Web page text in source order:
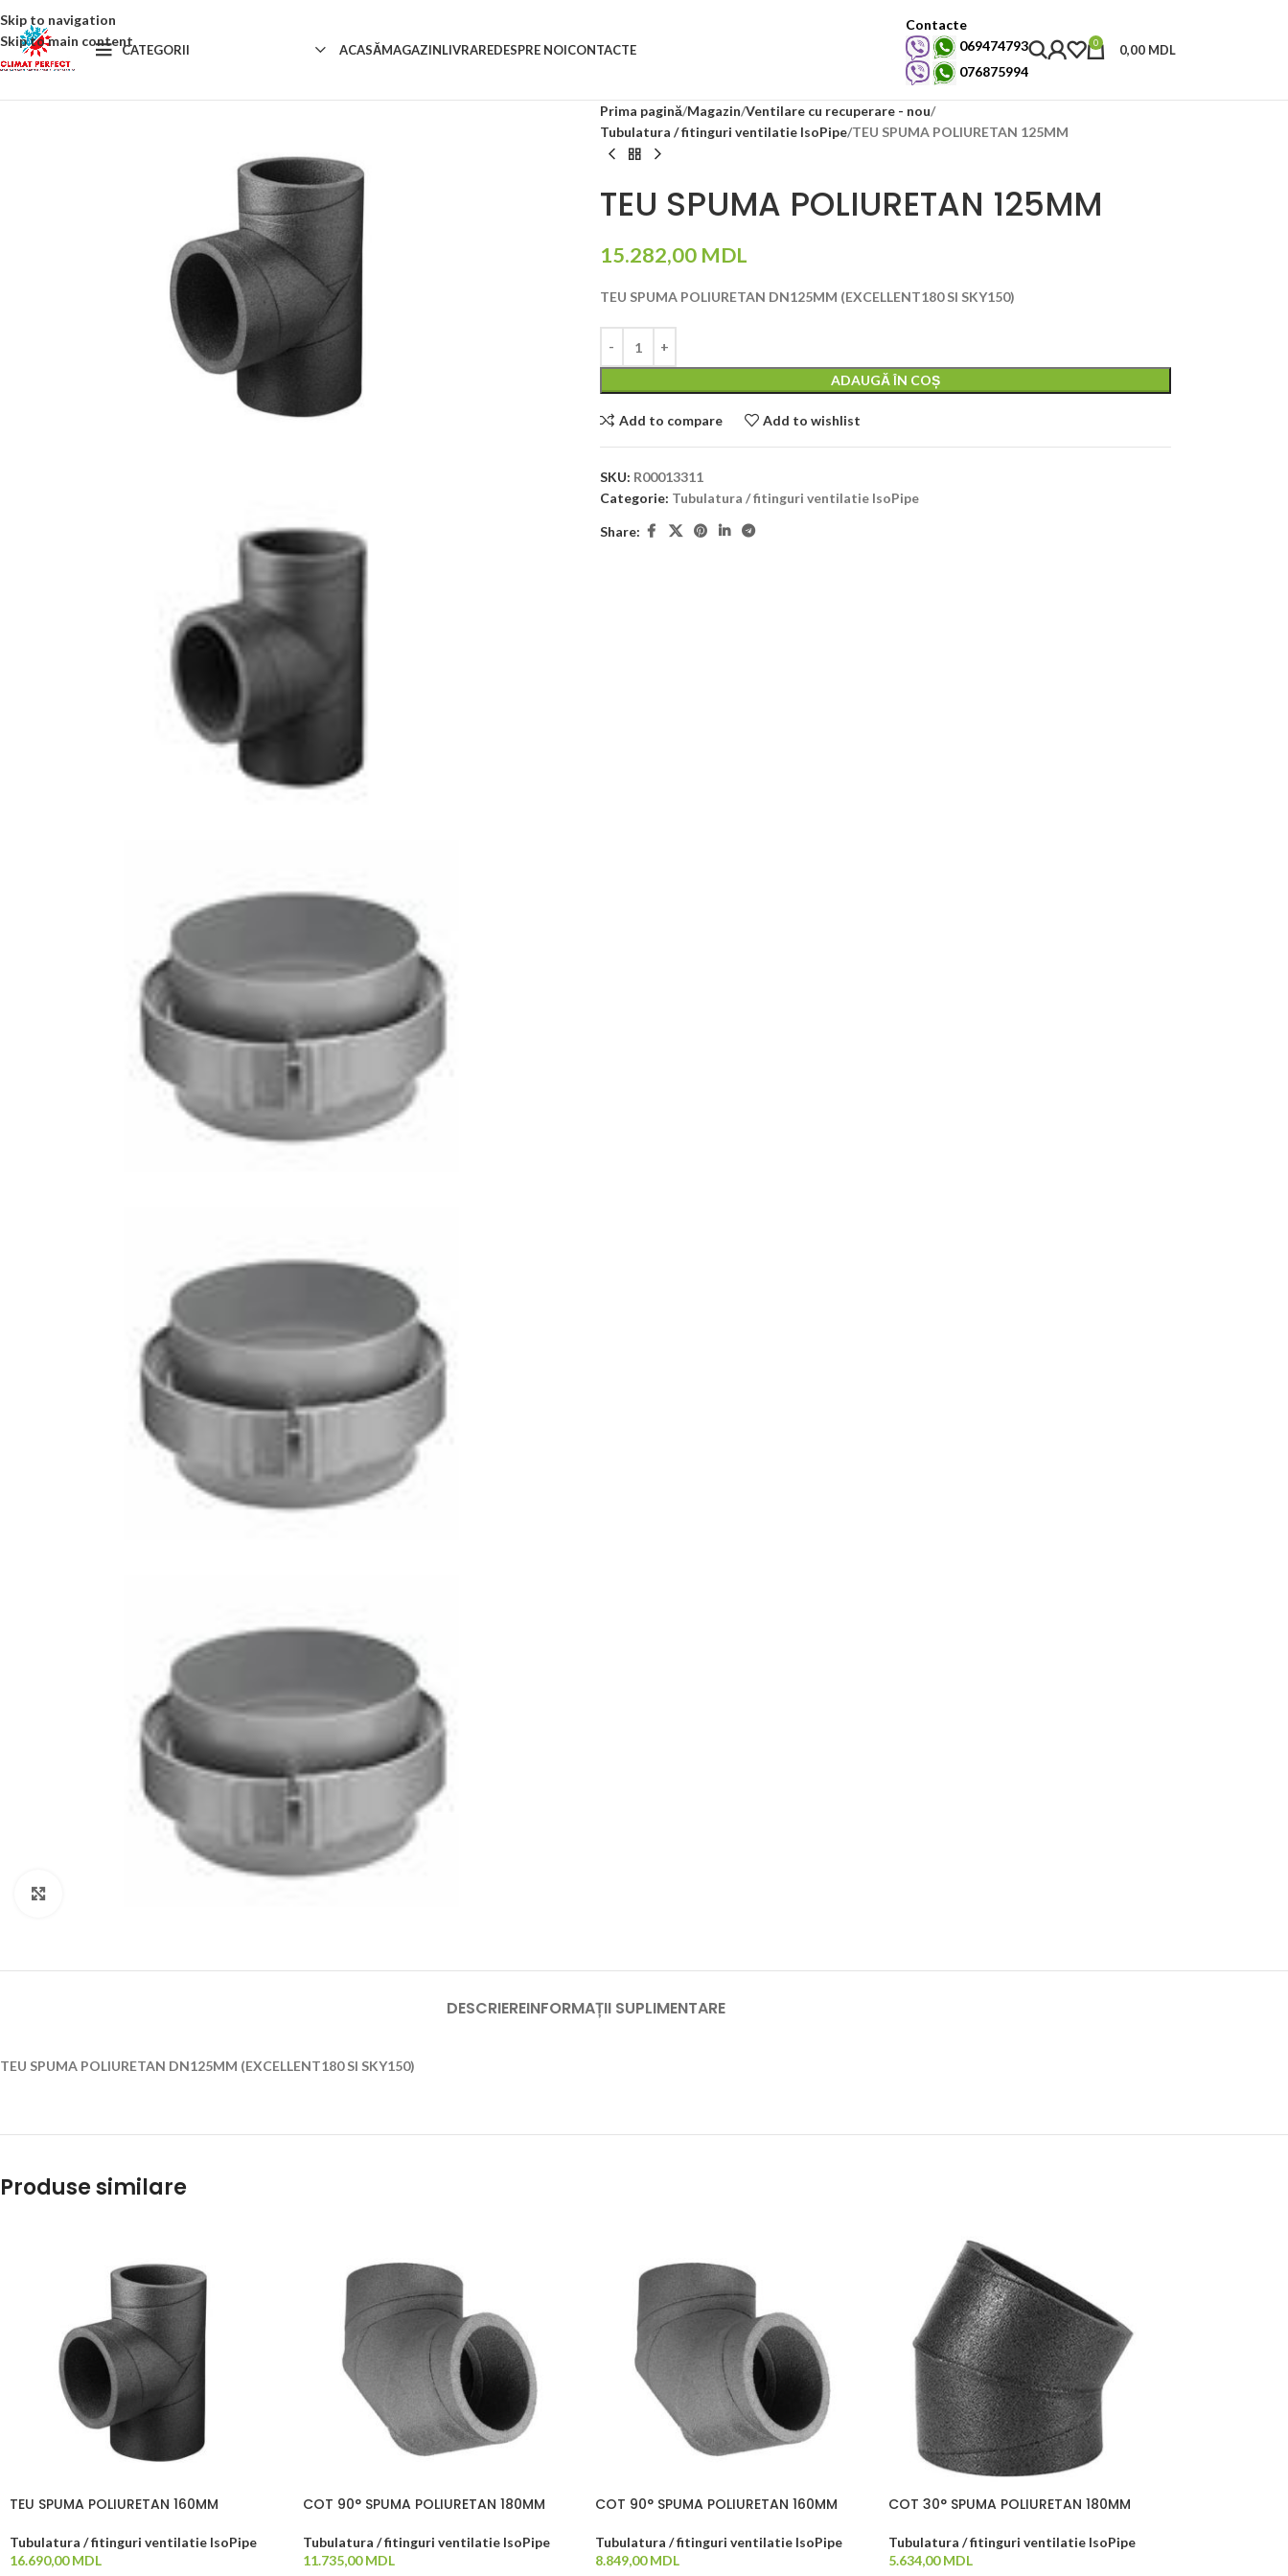
Skip to navigation
Skip to main content
CATEGORII ACASĂMAGAZINLIVRAREDESPRE NOICONTACTE
Contacte
069474793
076875994
0 0,00 MDL
Prima pagină Magazin Ventilare cu recuperare - nou
Tubulatura / fitinguri ventilatie IsoPipe TEU SPUMA POLIURETAN 125MM
TEU SPUMA POLIURETAN 125MM
15.282,00 MDL
TEU SPUMA POLIURETAN DN125MM (EXCELLENT180 SI SKY150)
ADAUGĂ ÎN COȘ
Add to compare Add to wishlist
SKU: R00013311
Categorie: Tubulatura / fitinguri ventilatie IsoPipe
Share:
DESCRIEREINFORMAȚII SUPLIMENTARE
TEU SPUMA POLIURETAN DN125MM (EXCELLENT180 SI SKY150)
Produse similare
TEU SPUMA POLIURETAN 160MM
Tubulatura / fitinguri ventilatie IsoPipe
16.690,00MDL
COT 90° SPUMA POLIURETAN 180MM
Tubulatura / fitinguri ventilatie IsoPipe
11.735,00MDL
COT 90° SPUMA POLIURETAN 160MM
Tubulatura / fitinguri ventilatie IsoPipe
8.849,00MDL
COT 30° SPUMA POLIURETAN 180MM
Tubulatura / fitinguri ventilatie IsoPipe
5.634,00MDL